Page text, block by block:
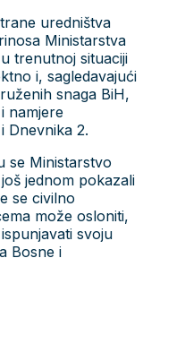
uredništva
Ministarstva
trenutnoj situaciji
i, sagledavajući
snaga BiH,
namjere
Dnevnika 2.
se Ministarstvo
jednom pokazali
se civilno
može osloniti,
svoju
Bosne i